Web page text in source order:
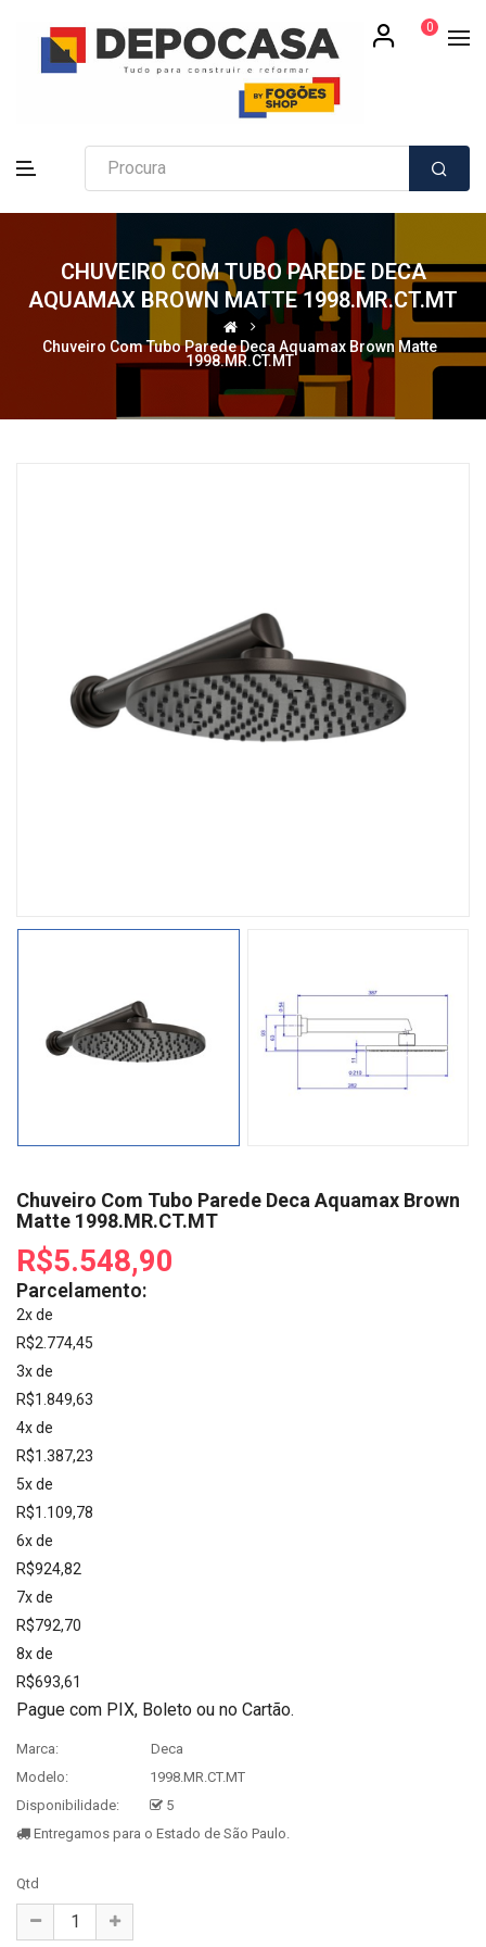
0
CHUVEIRO COM TUBO PAREDE DECA
AQUAMAX BROWN MATTE 1998.MR.CT.MT
Chuveiro Com Tubo Parede Deca Aquamax Brown Matte
1998.MR.CT.MT
Chuveiro Com Tubo Parede Deca Aquamax Brown
Matte 1998.MR.CT.MT
R$5.548,90
Parcelamento:
2x de
R$2.774,45
3x de
R$1.849,63
4x de
R$1.387,23
5x de
R$1.109,78
6x de
R$924,82
7x de
R$792,70
8x de
R$693,61
Pague com PIX, Boleto ou no Cartão.
Marca:
Deca
Modelo:
1998.MR.CT.MT
Disponibilidade:
5
Entregamos para o Estado de São Paulo.
Qtd